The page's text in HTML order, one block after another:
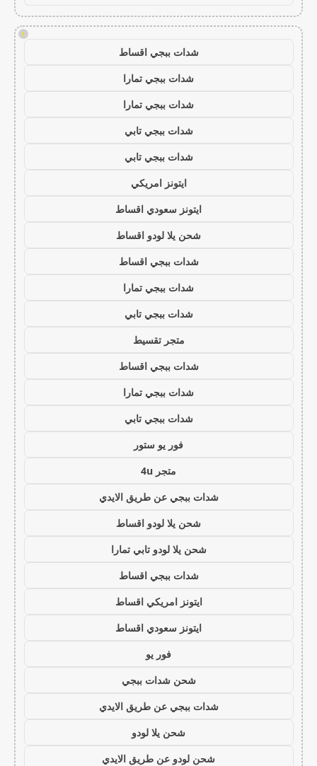
!
شدات ببجي اقساط
شدات ببجي تمارا
شدات ببجي تمارا
شدات ببجي تابي
شدات ببجي تابي
ايتونز امريكي
ايتونز سعودي اقساط
شحن يلا لودو اقساط
شدات ببجي اقساط
شدات ببجي تمارا
شدات ببجي تابي
متجر تقسيط
شدات ببجي اقساط
شدات ببجي تمارا
شدات ببجي تابي
فور يو ستور
متجر 4u
شدات ببجي عن طريق الايدي
شحن يلا لودو اقساط
شحن يلا لودو تابي تمارا
شدات ببجي اقساط
ايتونز امريكي اقساط
ايتونز سعودي اقساط
فور يو
شحن شدات ببجي
شدات ببجي عن طريق الايدي
شحن يلا لودو
شحن لودو عن طريق الايدي